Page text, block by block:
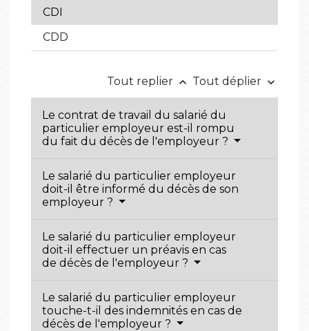
CDI
CDD
Tout replier keyboard_arrow_up Tout déplier keyboard_arrow_down
Le contrat de travail du salarié du
particulier employeur est-il rompu
du fait du décès de l'employeur ?
Le salarié du particulier employeur
doit-il être informé du décès de son
employeur ?
Le salarié du particulier employeur
doit-il effectuer un préavis en cas
de décès de l'employeur ?
Le salarié du particulier employeur
touche-t-il des indemnités en cas de
décès de l'employeur ?